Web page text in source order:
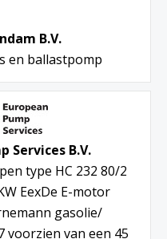
B.V.
en ballastpomp
Services B.V.
type HC 232 80/2
EexDe E-motor
gasolie/
voorzien van een 45